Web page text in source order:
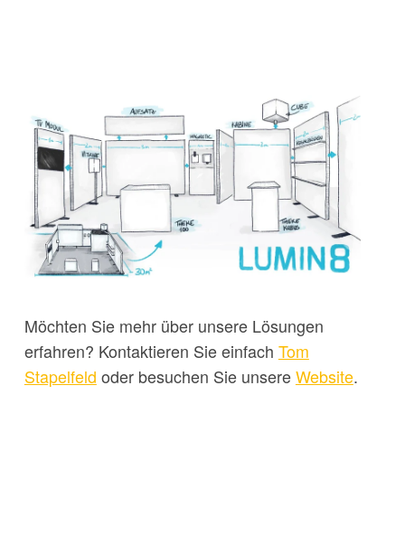
Möchten Sie mehr über unsere Lösungen
erfahren? Kontaktieren Sie einfach Tom
Stapelfeld oder besuchen Sie unsereWebsite.